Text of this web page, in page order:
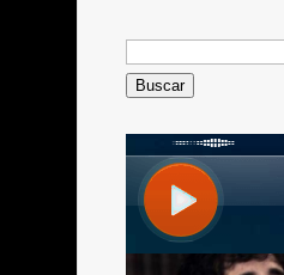
Buscar: